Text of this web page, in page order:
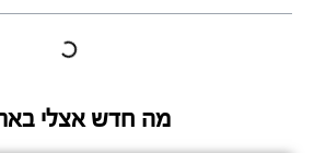
מה חדש אצלי